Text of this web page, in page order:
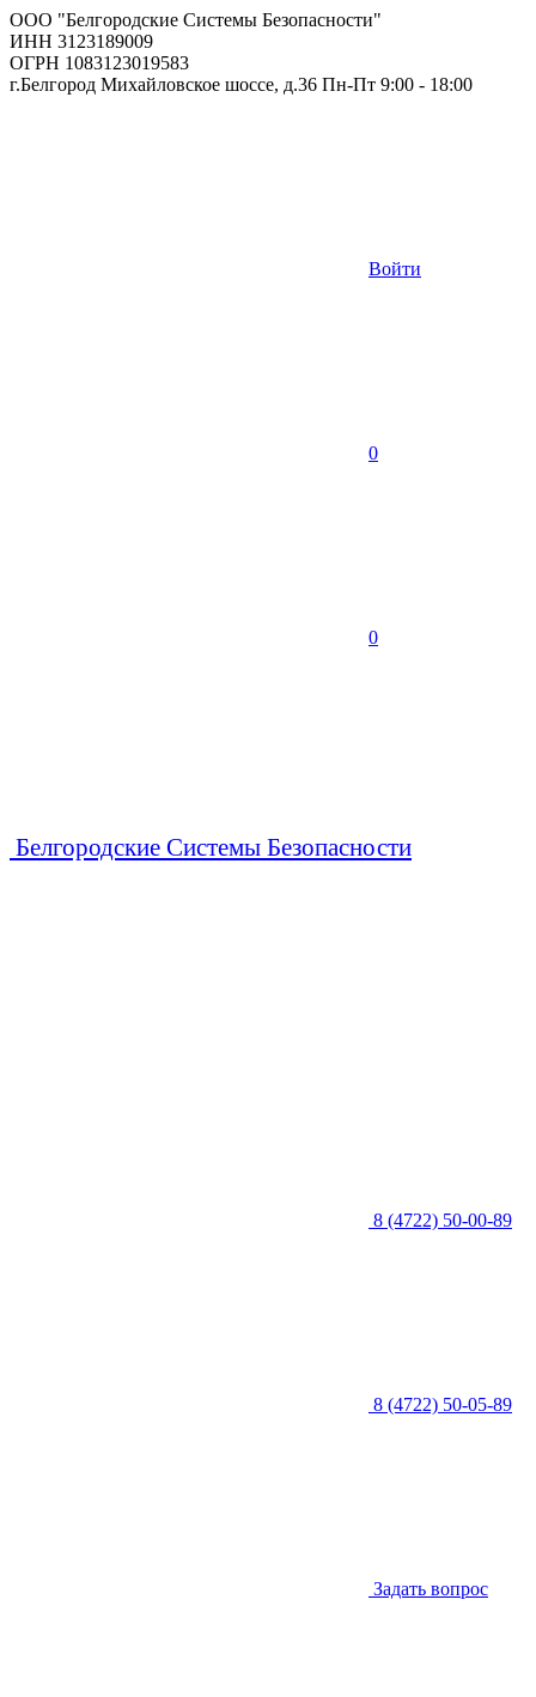
ООО "Белгородские Системы Безопасности"
ИНН 3123189009
ОГРН 1083123019583
г.Белгород Михайловское шоссе, д.36 Пн-Пт 9:00 - 18:00
Войти
0
0
Белгородские Системы Безопасности
8 (4722) 50-00-89
8 (4722) 50-05-89
Задать вопрос